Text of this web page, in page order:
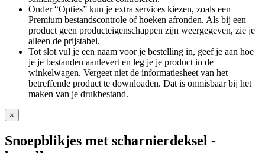
Onder “Opties” kun je extra services kiezen, zoals een
Premium bestandscontrole of hoeken afronden. Als bij een
product geen producteigenschappen zijn weergegeven, zie je
alleen de prijstabel.
Tot slot vul je een naam voor je bestelling in, geef je aan hoe
je je bestanden aanlevert en leg je je product in de
winkelwagen. Vergeet niet de informatiesheet van het
betreffende product te downloaden. Dat is onmisbaar bij het
maken van je drukbestand.
×
Snoepblikjes met scharnierdeksel -